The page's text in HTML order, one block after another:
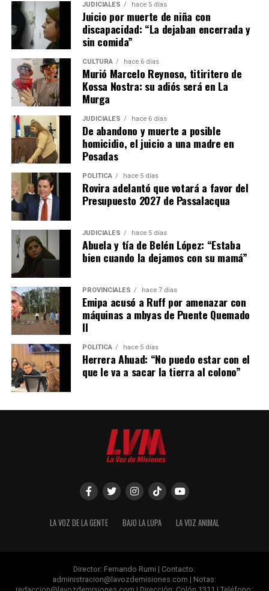
JUDICIALES hace 5 días
Juicio por muerte de niña con
discapacidad: “La dejaban encerrada y
sin comida”
CULTURA hace 6 días
Murió Marcelo Reynoso, titiritero de
Kossa Nostra: su adiós será en La
Murga
JUDICIALES hace 6 días
De abandono y muerte a posible
homicidio, el juicio a una madre en
Posadas
POLÍTICA hace 5 días
Rovira adelantó que votará a favor del
Presupuesto 2027 de Passalacqua
JUDICIALES hace 5 días
Abuela y tía de Belén López: “Estaba
bien cuando la dejamos con su mamá”
PROVINCIALES hace 7 días
Emipa acusó a Ruff por amenazar con
máquinas a mbyas de Puente Quemado
II
POLÍTICA hace 5 días
Herrera Ahuad: “No puedo estar con el
que le va a sacar la tierra al colono”
LA VOZ DE LA GENTE BAJO LA LUPA LA VOZ ANIMAL
Director: Fernando Rumi | Contacto:
administracion@lavozdemisiones.com | Notas: